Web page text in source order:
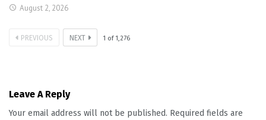
August 2, 2026
PREVIOUS NEXT 1 of 1,276
Leave A Reply
Your email address will not be published. Required fields are